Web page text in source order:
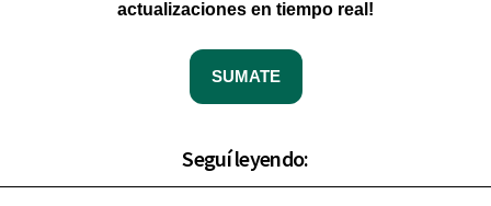
actualizaciones en tiempo real!
SUMATE
Seguí leyendo: